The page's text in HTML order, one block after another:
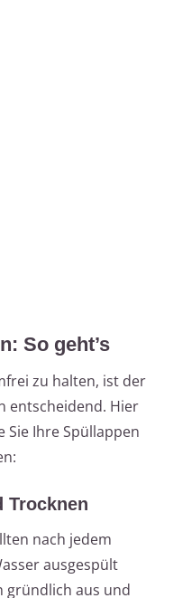
So geht’s
zu halten, ist der
entscheidend. Hier
Sie Ihre Spüllappen
Trocknen
nach jedem
ausgespült
gründlich aus und